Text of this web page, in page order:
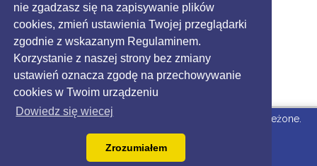
nie zgadzasz się na zapisywanie plików
cookies, zmień ustawienia Twojej przeglądarki
zgodnie z wskazanym Regulaminem.
Korzystanie z naszej strony bez zmiany
ustawień oznacza zgodę na przechowywanie
cookies w Twoim urządzeniu
Dowiedz się wiecej
Zrozumiałem
© 2016 - Gmina Święciechowa. Wszystkie prawa zastrzeżone.
Strona dla Urzędu
wdrożone przez Grikon.eu |
dostepny.joomla.pl